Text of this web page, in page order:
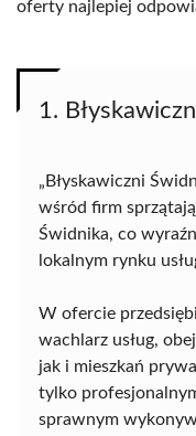
oferty najlepiej
1.
„Błyskawiczni
wśród firm
Świdnika, co
lokalnym rynku
W ofercie
wachlarz usług,
jak i mieszkań
tylko
sprawnym